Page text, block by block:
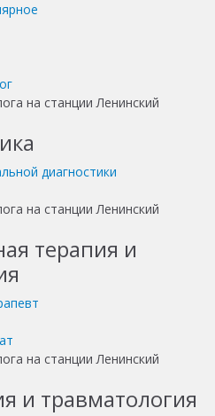
диагностики
терапия и
и травматология